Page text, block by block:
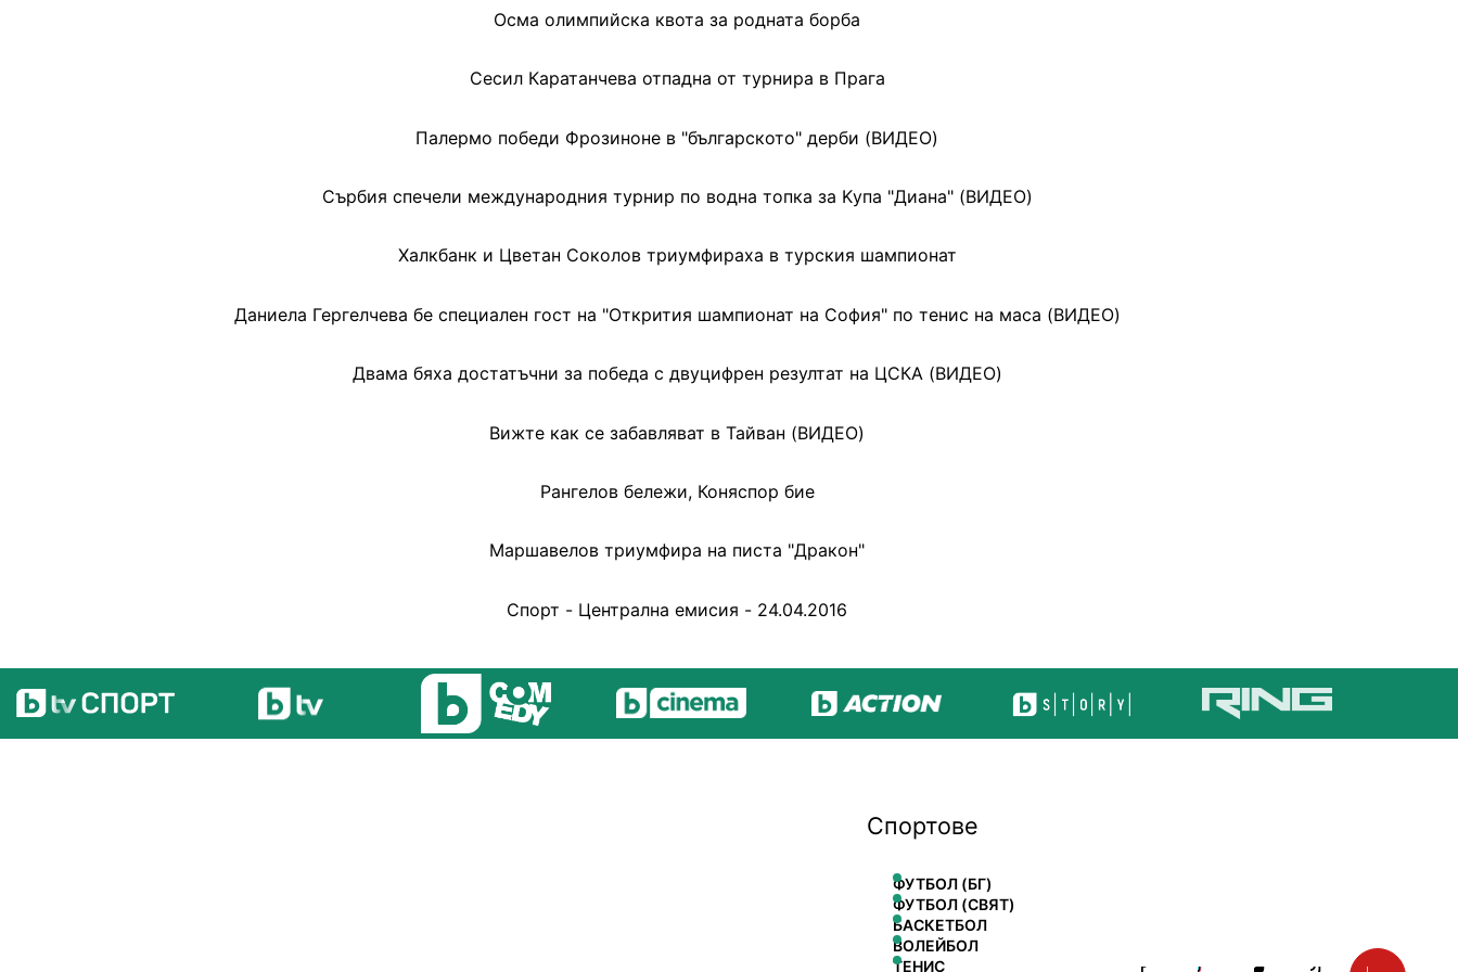
Осма олимпийска квота за родната борба
Сесил Каратанчева отпадна от турнира в Прага
Палермо победи Фрозиноне в "българското" дерби (ВИДЕО)
Сърбия спечели международния турнир по водна топка за Kупа "Диана" (ВИДЕО)
Халкбанк и Цветан Соколов триумфираха в турския шампионат
Даниела Гергелчева бе специален гост на "Открития шампионат на София" по тенис на маса (ВИДЕО)
Двама бяха достатъчни за победа с двуцифрен резултат на ЦСКА (ВИДЕО)
Вижте как се забавляват в Тайван (ВИДЕО)
Рангелов бележи, Коняспор бие
Маршавелов триумфира на писта "Дракон"
Спорт - Централна емисия - 24.04.2016
Спортове
ФУТБОЛ (БГ)
ФУТБОЛ (СВЯТ)
БАСКЕТБОЛ
ВОЛЕЙБОЛ
ТЕНИС